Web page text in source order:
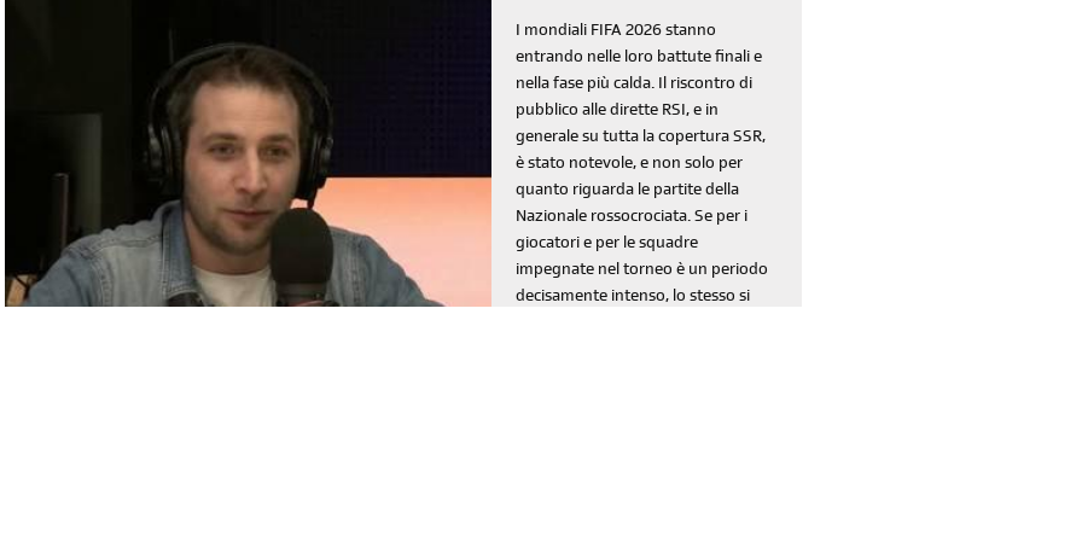
I mondiali FIFA 2026 stanno
entrando nelle loro battute finali e
nella fase più calda. Il riscontro di
pubblico alle dirette RSI, e in
generale su tutta la copertura SSR,
è stato notevole, e non solo per
quanto riguarda le partite della
Nazionale rossocrociata. Se per i
giocatori e per le squadre
impegnate nel torneo è un periodo
decisamente intenso, lo stesso si